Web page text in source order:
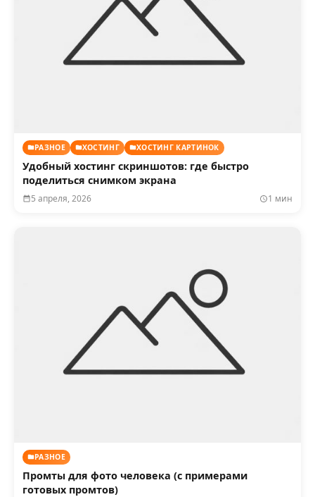
РАЗНОЕ ХОСТИНГ ХОСТИНГ КАРТИНОК
Удобный хостинг скриншотов: где быстро
поделиться снимком экрана
5 апреля, 2026 1 мин
РАЗНОЕ
Промты для фото человека (с примерами
готовых промтов)